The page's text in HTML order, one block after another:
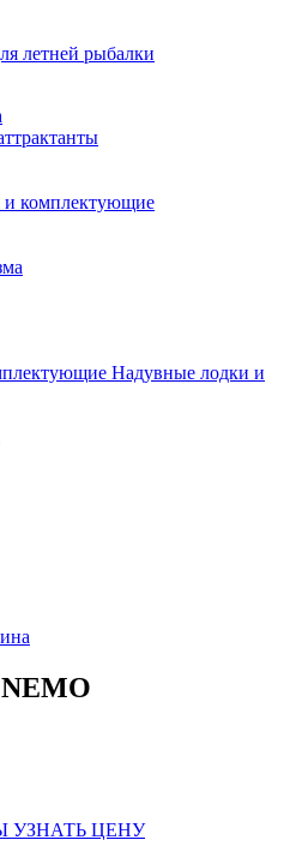
летней рыбалки
и комплектующие
Надувные лодки и
УЗНАТЬ ЦЕНУ